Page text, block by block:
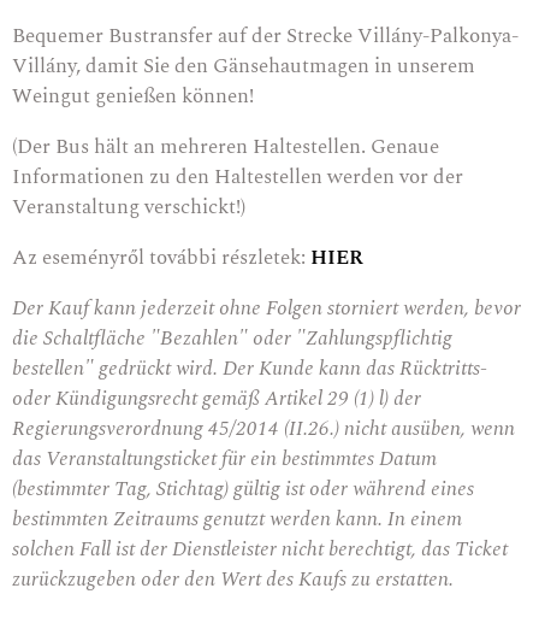
Bequemer Bustransfer auf der Strecke Villány-Palkonya-
Villány, damit Sie den Gänsehautmagen in unserem
Weingut genießen können!
(Der Bus hält an mehreren Haltestellen. Genaue
Informationen zu den Haltestellen werden vor der
Veranstaltung verschickt!)
Az eseményről további részletek: HIER
Der Kauf kann jederzeit ohne Folgen storniert werden, bevor
die Schaltfläche "Bezahlen" oder "Zahlungspflichtig
bestellen" gedrückt wird. Der Kunde kann das Rücktritts-
oder Kündigungsrecht gemäß Artikel 29 (1) l) der
Regierungsverordnung 45/2014 (II.26.) nicht ausüben, wenn
das Veranstaltungsticket für ein bestimmtes Datum
(bestimmter Tag, Stichtag) gültig ist oder während eines
bestimmten Zeitraums genutzt werden kann. In einem
solchen Fall ist der Dienstleister nicht berechtigt, das Ticket
zurückzugeben oder den Wert des Kaufs zu erstatten.